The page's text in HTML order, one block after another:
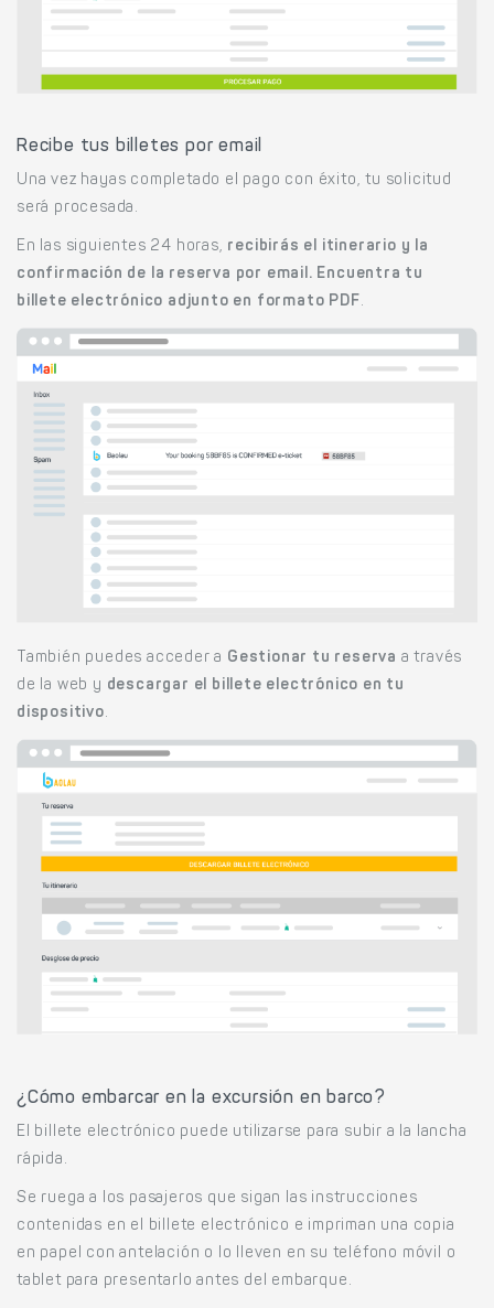
Recibe tus billetes por email
Una vez hayas completado el pago con éxito, tu solicitud
será procesada.
En las siguientes 24 horas, recibirás el itinerario y la
confirmación de la reserva por email. Encuentra tu
billete electrónico adjunto en formato PDF .
También puedes acceder a Gestionar tu reserva a través
de la web y descargar el billete electrónico en tu
dispositivo.
¿Cómo embarcar en la excursión en barco?
El billete electrónico puede utilizarse para subir a la lancha
rápida.
Se ruega a los pasajeros que sigan las instrucciones
contenidas en el billete electrónico e impriman una copia
en papel con antelación o lo lleven en su teléfono móvil o
tablet para presentarlo antes del embarque.